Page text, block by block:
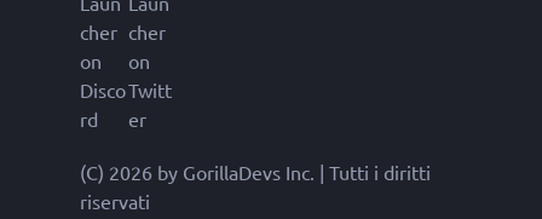
(C) 2026 by GorillaDevs Inc. | Tutti i diritti
riservati